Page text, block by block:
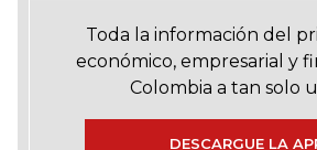
Toda la información del
económico, empresarial y
Colombia a tan solo
DESCARGUE LA